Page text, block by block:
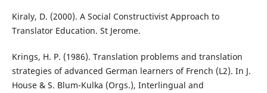
Kiraly, D. (2000). A Social Constructivist Approach to
Translator Education. St Jerome.
Krings, H. P. (1986). Translation problems and translation
strategies of advanced German learners of French (L2). In J.
House & S. Blum-Kulka (Orgs.), Interlingual and